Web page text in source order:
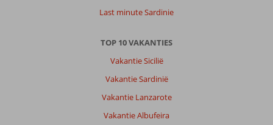
Last minute Sardinie
TOP 10 VAKANTIES
Vakantie Sicilië
Vakantie Sardinië
Vakantie Lanzarote
Vakantie Albufeira